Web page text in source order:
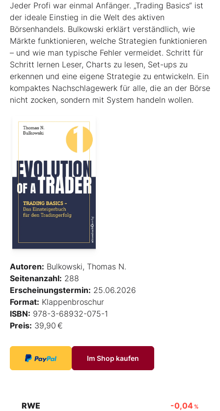
Jeder Profi war einmal Anfänger. „Trading Basics“ ist
der ideale Einstieg in die Welt des aktiven
Börsenhandels. Bulkowski erklärt verständlich, wie
Märkte funktionieren, welche Strategien funktionieren
– und wie man typische Fehler vermeidet. Schritt für
Schritt lernen Leser, Charts zu lesen, Set-ups zu
erkennen und eine eigene Strategie zu entwickeln. Ein
kompaktes Nachschlagewerk für alle, die an der Börse
nicht zocken, sondern mit System handeln wollen.
Autoren: Bulkowski, Thomas N.
Seitenanzahl: 288
Erscheinungstermin: 25.06.2026
Format: Klappenbroschur
ISBN: 978-3-68932-075-1
Preis: 39,90 €
Im Shop kaufen
RWE -0,04 %